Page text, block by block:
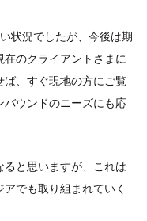
状況でしたが、今後は期
のクライアントさまに
、すぐ現地の方にご覧
バウンドのニーズにも応
ると思いますが、これは
でも取り組まれていく